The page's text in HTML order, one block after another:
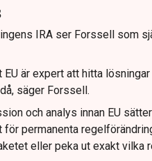
IRA ser Forssell som
är expert att hitta
säger Forssell.
och analys innan EU
permanenta
eller peka ut exakt vilka